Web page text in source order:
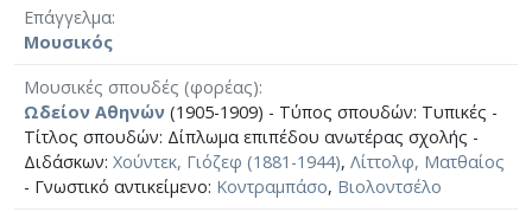
Επάγγελμα
Μουσικός
Μουσικές σπουδές (φορέας)
Ωδείον Αθηνών (1905-1909) - Τύπος σπουδών: Τυπικές -
Τίτλος σπουδών: Δίπλωμα επιπέδου ανωτέρας σχολής -
Διδάσκων: Χούντεκ, Γιόζεφ (1881-1944), Λίττολφ, Ματθαίος
- Γνωστικό αντικείμενο: Κοντραμπάσο, Βιολοντσέλο